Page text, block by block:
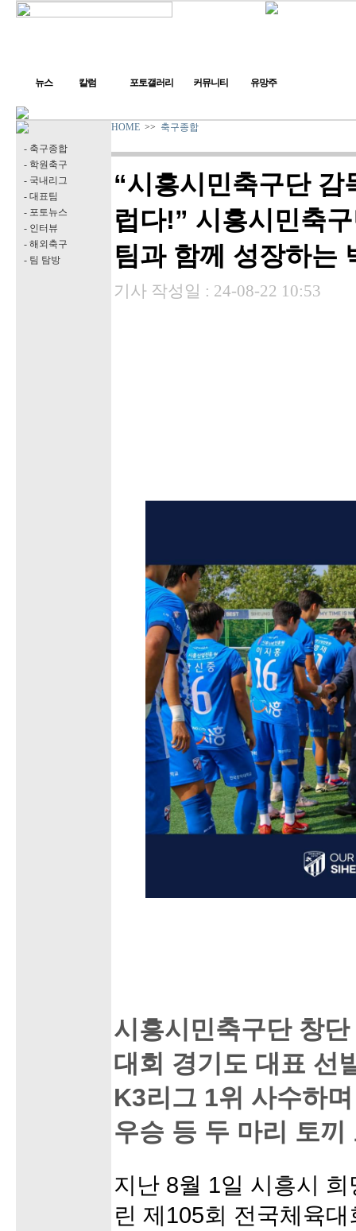
뉴스 칼럼 포토갤러리 커뮤니티 유망주
- 축구종합
- 학원축구
- 국내리그
- 대표팀
- 포토뉴스
- 인터뷰
- 해외축구
- 팀 탐방
HOME >> 축구종합
“시흥시민축구단 감
럽다!” 시흥시민축
팀과 함께 성장하는
기사 작성일 : 24-08-22 10:53
시흥시민축구단 창
대회 경기도 대표 선
K3리그 1위 사수하
우승 등 두 마리 토끼
지난 8월 1일 시흥시
린 제105회 전국체육